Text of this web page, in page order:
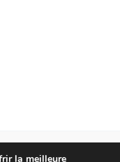
la meilleure